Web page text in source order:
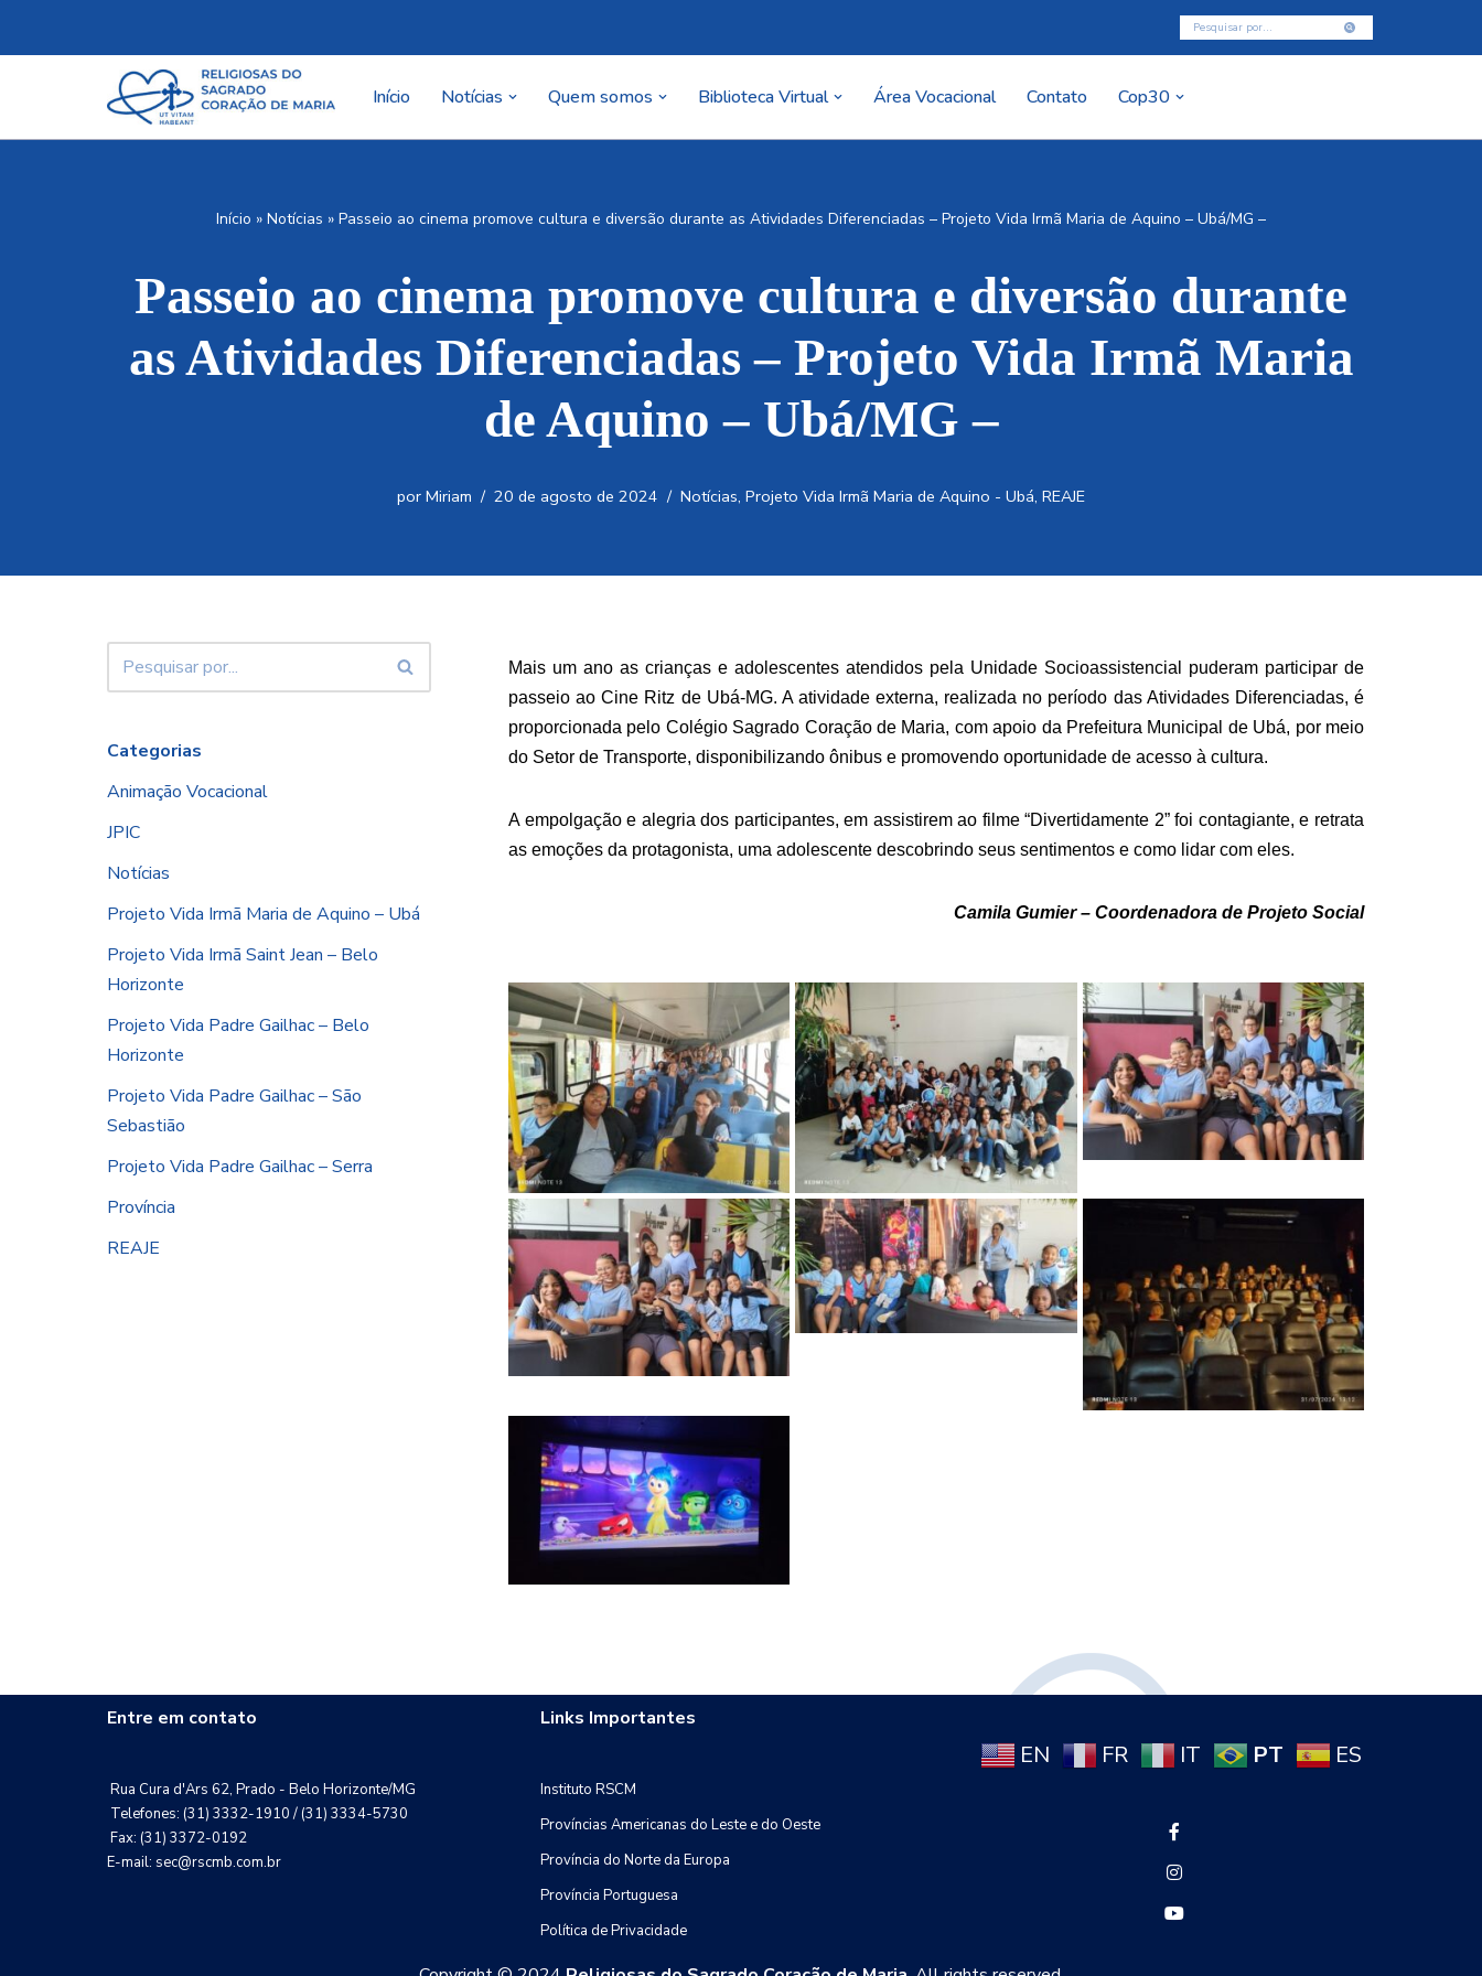
Pular
Início Notícias Quem somos Biblioteca Virtual Área Vocacional Contato Cop30
Início » Notícias » Passeio ao cinema promove cultura e diversão durante as Atividades Diferenciadas – Projeto Vida Irmã Maria de Aquino – Ubá/MG –
Passeio ao cinema promove cultura e diversão durante
as Atividades Diferenciadas – Projeto Vida Irmã Maria
de Aquino – Ubá/MG –
por Miriam 20 de agosto de 2024 Notícias, Projeto Vida Irmã Maria de Aquino - Ubá, REAJE
Categorias
Animação Vocacional
JPIC
Notícias
Projeto Vida Irmã Maria de Aquino – Ubá
Projeto Vida Irmã Saint Jean – Belo
Horizonte
Projeto Vida Padre Gailhac – Belo
Horizonte
Projeto Vida Padre Gailhac – São
Sebastião
Projeto Vida Padre Gailhac – Serra
Província
REAJE
Mais um ano as crianças e adolescentes atendidos pela Unidade Socioassistencial puderam participar de
passeio ao Cine Ritz de Ubá-MG. A atividade externa, realizada no período das Atividades Diferenciadas, é
proporcionada pelo Colégio Sagrado Coração de Maria, com apoio da Prefeitura Municipal de Ubá, por meio
do Setor de Transporte, disponibilizando ônibus e promovendo oportunidade de acesso à cultura.
A empolgação e alegria dos participantes, em assistirem ao filme “Divertidamente 2” foi contagiante, e retrata
as emoções da protagonista, uma adolescente descobrindo seus sentimentos e como lidar com eles.
Camila Gumier – Coordenadora de Projeto Social
Entre em contato
Rua Cura d'Ars 62, Prado - Belo Horizonte/MG
Telefones: (31) 3332-1910 / (31) 3334-5730
Fax: (31) 3372-0192
E-mail: sec@rscmb.com.br
Links Importantes
Instituto RSCM
Províncias Americanas do Leste e do Oeste
Província do Norte da Europa
Província Portuguesa
Política de Privacidade
EN FR IT PT ES